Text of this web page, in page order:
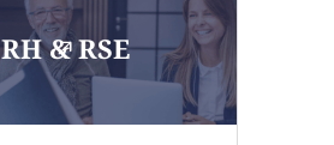
RH & RSE